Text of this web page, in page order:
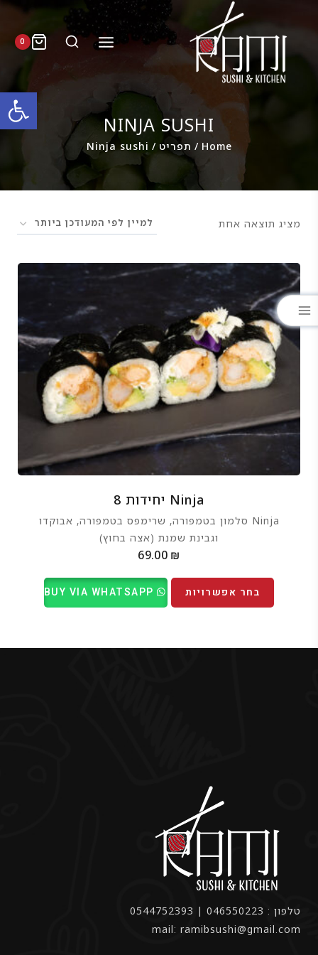
פתח
0
NINJA SUSHI
Home
/ תפריט /
Ninja sushi
מציג תוצאה אחת
Ninja יחידות 8
Ninja סלמון בטמפורה, שרימפס בטמפורה, אבוקדו
וגבינת שמנת (אצה בחוץ)
69.00 ₪
בחר אפשרויות BUY VIA WHATSAPP
טלפון : 046550223 | 0544752393
mail: ramibsushi@gmail.com